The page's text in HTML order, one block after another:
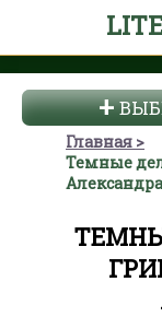
Главная
Темные
Александра